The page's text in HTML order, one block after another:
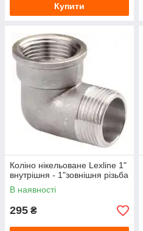
Купити
Коліно нікельоване Lexline 1"
внутрішня - 1"зовнішня різьба
В наявності
295 ₴